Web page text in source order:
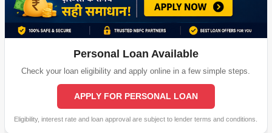
Personal Loan Available
Check your loan eligibility and apply online in a few simple steps.
APPLY FOR PERSONAL LOAN
Eligibility, interest rate and loan approval are subject to lender terms and conditions.